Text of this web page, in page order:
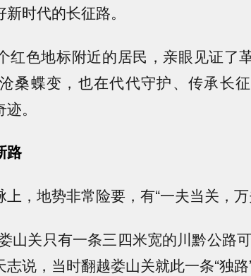
时代的长征路。
红色地标附近的居民，亲眼见证了
桑蝶变，也在代代守护、传承长
。
路
，地势非常险要，有“一夫当关，万
山关只有一条三四米宽的川黔公路
说，当时翻越娄山关就此一条“独路”